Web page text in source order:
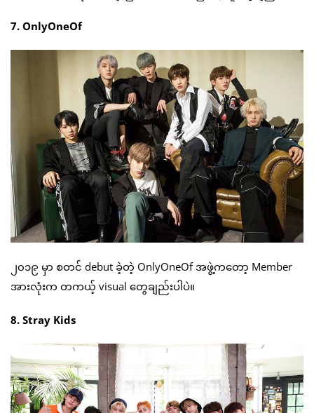
7. OnlyOneOf
၂၀၁၉ မှာ စတင် debut ခဲ့တဲ့ OnlyOneOf အဖွဲ့ကတော့ Member
အားလုံးက တကယ့် visual တွေချည်းပါပဲ။
8. Stray Kids